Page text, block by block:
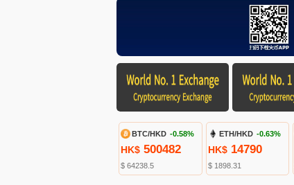
BTC/HKD -0.58%
HK$ 500482
$ 64238.5
ETH/HKD -0.63%
HK$14790
$ 1898.31